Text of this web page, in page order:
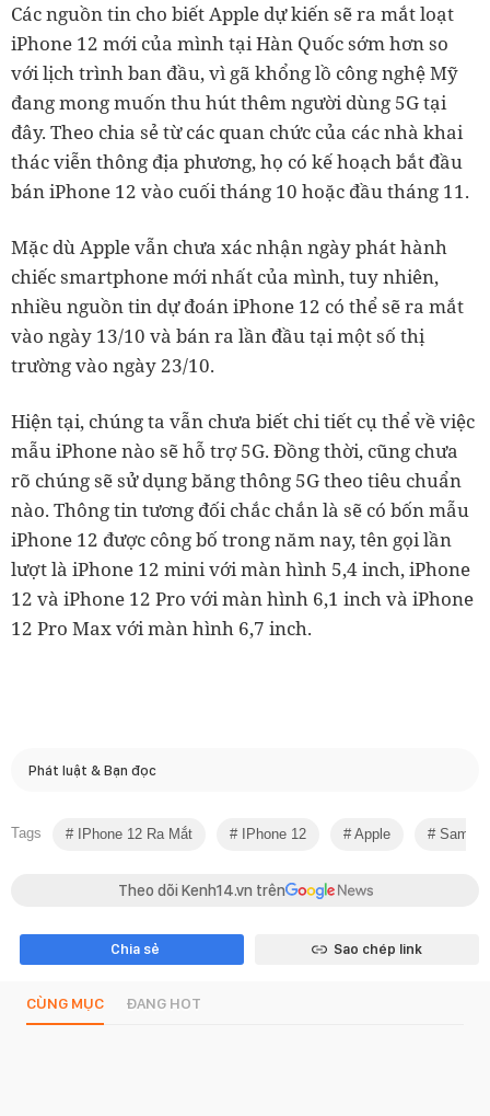
Các nguồn tin cho biết Apple dự kiến ​​sẽ ra mắt loạt
iPhone 12 mới của mình tại Hàn Quốc sớm hơn so
với lịch trình ban đầu, vì gã khổng lồ công nghệ Mỹ
đang mong muốn thu hút thêm người dùng 5G tại
đây. Theo chia sẻ từ các quan chức của các nhà khai
thác viễn thông địa phương, họ có kế hoạch bắt đầu
bán iPhone 12 vào cuối tháng 10 hoặc đầu tháng 11.
Mặc dù Apple vẫn chưa xác nhận ngày phát hành
chiếc smartphone mới nhất của mình, tuy nhiên,
nhiều nguồn tin dự đoán iPhone 12 có thể sẽ ra mắt
vào ngày 13/10 và bán ra lần đầu tại một số thị
trường vào ngày 23/10.
Hiện tại, chúng ta vẫn chưa biết chi tiết cụ thể về việc
mẫu iPhone nào sẽ hỗ trợ 5G. Đồng thời, cũng chưa
rõ chúng sẽ sử dụng băng thông 5G theo tiêu chuẩn
nào. Thông tin tương đối chắc chắn là sẽ có bốn mẫu
iPhone 12 được công bố trong năm nay, tên gọi lần
lượt là iPhone 12 mini với màn hình 5,4 inch, iPhone
12 và iPhone 12 Pro với màn hình 6,1 inch và iPhone
12 Pro Max với màn hình 6,7 inch.
Phát luật & Bạn đọc
Tags IPhone 12 Ra Mắt IPhone 12 Apple
Theo dõi Kenh14.vn trên
Chia sẻ Sao chép link
CÙNG MỤC ĐANG HOT